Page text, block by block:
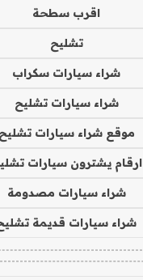
اقرب سطحة
تشليح
شراء سيارات سكراب
شراء سيارات تشليح
موقع شراء سيارات تشليح
ارقام يشترون سيارات
شراء سيارات مصدومة
شراء سيارات قديمة